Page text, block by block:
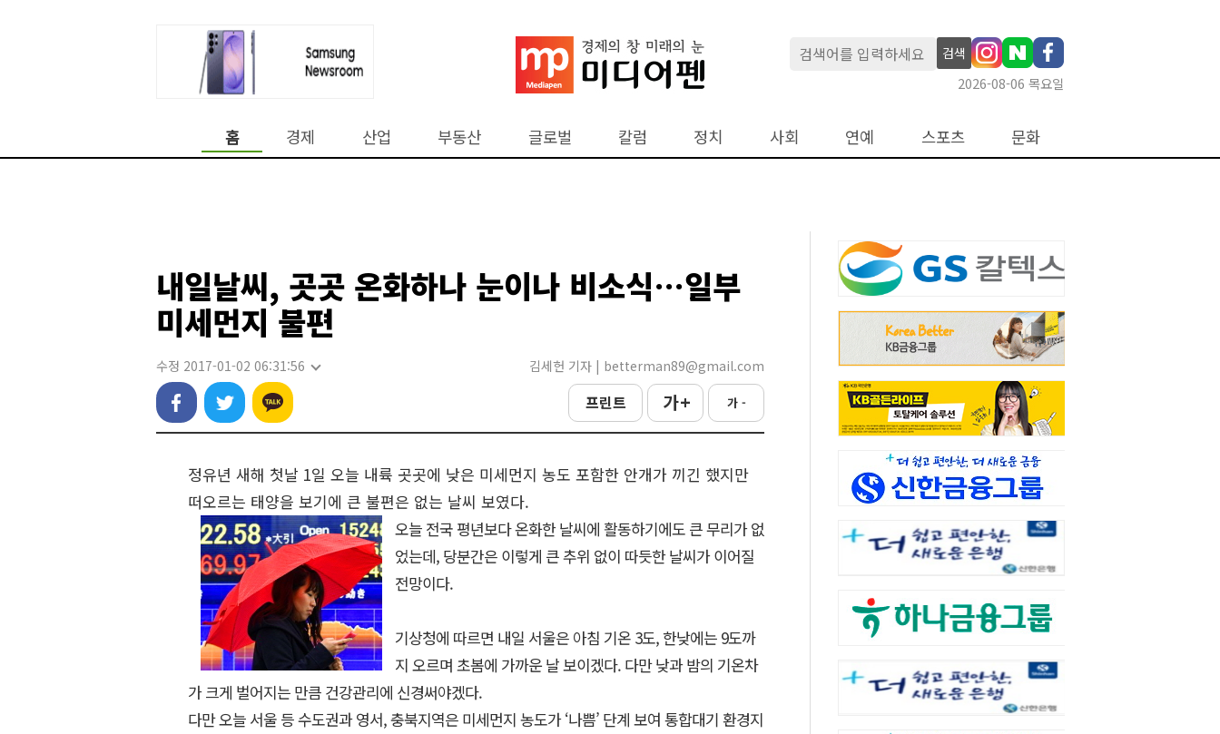
검색
2026-08-06 목요일
홈 경제 산업 부동산 글로벌 칼럼 정치 사회 연예 스포츠 문화
내일날씨, 곳곳 온화하나 눈이나 비소식…일부
미세먼지 불편
수정 2017-01-02 06:31:56 김세헌 기자 | betterman89@gmail.com
프린트 가 + 가 -
정유년 새해 첫날 1일 오늘 내륙 곳곳에 낮은 미세먼지 농도 포함한 안개가 끼긴 했지만
떠오르는 태양을 보기에 큰 불편은 없는 날씨 보였다.
오늘 전국 평년보다 온화한 날씨에 활동하기에도 큰 무리가 없
었는데, 당분간은 이렇게 큰 추위 없이 따듯한 날씨가 이어질
전망이다.
기상청에 따르면 내일 서울은 아침 기온 3도, 한낮에는 9도까
지 오르며 초봄에 가까운 날 보이겠다. 다만 낮과 밤의 기온차
가 크게 벌어지는 만큼 건강관리에 신경써야겠다.
다만 오늘 서울 등 수도권과 영서, 충북지역은 미세먼지 농도가 ‘나쁨’ 단계 보여 통합대기 환경지